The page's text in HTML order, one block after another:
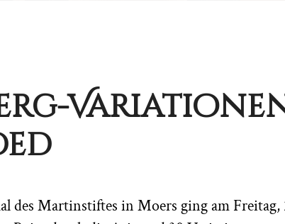
des Martinstiftes in Moers ging am Freitag,